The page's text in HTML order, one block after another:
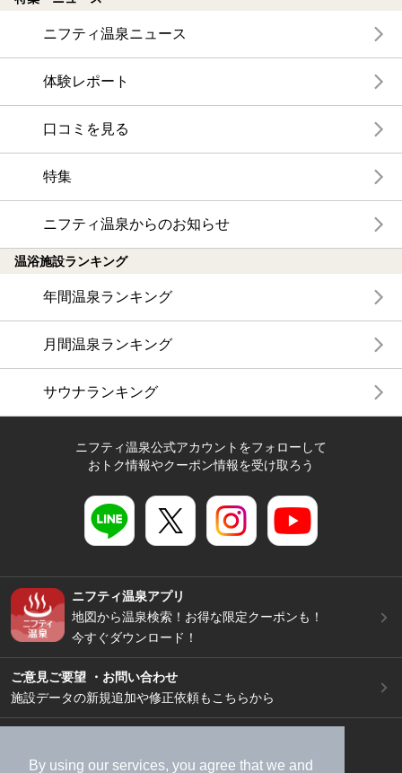
By using our services, you agree that we and
ニフティ温泉ニュース
体験レポート
口コミを見る
特集
ニフティ温泉からのお知らせ
温浴施設ランキング
年間温泉ランキング
月間温泉ランキング
サウナランキング
ニフティ温泉公式アカウントをフォローして
おトク情報やクーポン情報を受け取ろう
ニフティ温泉アプリ
地図から温泉検索！お得な限定クーポンも！
今すぐダウンロード！
ご意見ご要望 ・お問い合わせ
施設データの新規追加や修正依頼もこちらから
加盟店募集（資料請求）
広告出稿のご案内